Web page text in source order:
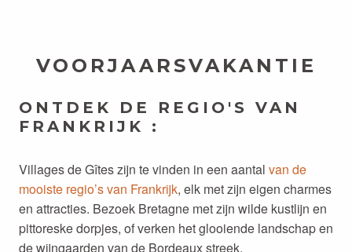
VOORJAARSVAKANTIE
ONTDEK DE REGIO'S VAN
FRANKRIJK :
Villages de Gîtes zijn te vinden in een aantal van de
mooiste regio’s van Frankrijk, elk met zijn eigen charmes
en attracties. Bezoek Bretagne met zijn wilde kustlijn en
pittoreske dorpjes, of verken het glooiende landschap en
de wijngaarden van de Bordeaux streek.